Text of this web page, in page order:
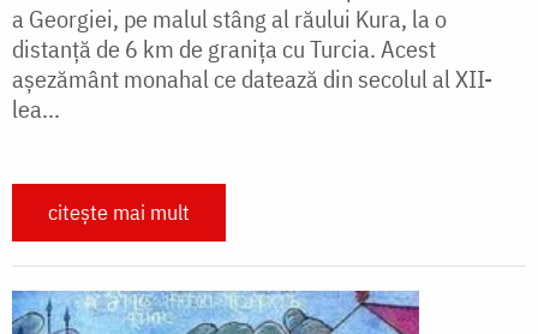
a Georgiei, pe malul stâng al răului Kura, la o
distanță de 6 km de granița cu Turcia. Acest
așezământ monahal ce datează din secolul al XII-
lea...
citește mai mult